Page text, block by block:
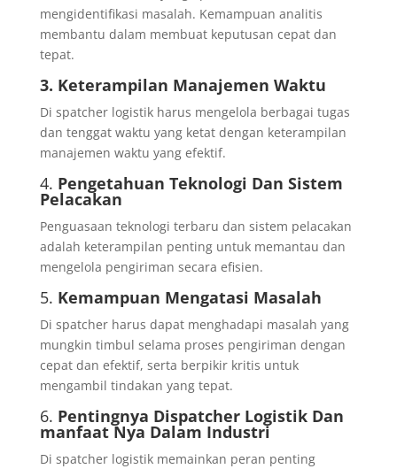
mengidentifikasi masalah. Kemampuan analitis
membantu dalam membuat keputusan cepat dan
tepat.
3. Keterampilan Manajemen Waktu
Di spatcher logistik harus mengelola berbagai tugas
dan tenggat waktu yang ketat dengan keterampilan
manajemen waktu yang efektif.
4. Pengetahuan Teknologi Dan Sistem
Pelacakan
Penguasaan teknologi terbaru dan sistem pelacakan
adalah keterampilan penting untuk memantau dan
mengelola pengiriman secara efisien.
5. Kemampuan Mengatasi Masalah
Di spatcher harus dapat menghadapi masalah yang
mungkin timbul selama proses pengiriman dengan
cepat dan efektif, serta berpikir kritis untuk
mengambil tindakan yang tepat.
6. Pentingnya Dispatcher Logistik Dan
manfaat Nya Dalam Industri
Di spatcher logistik memainkan peran penting